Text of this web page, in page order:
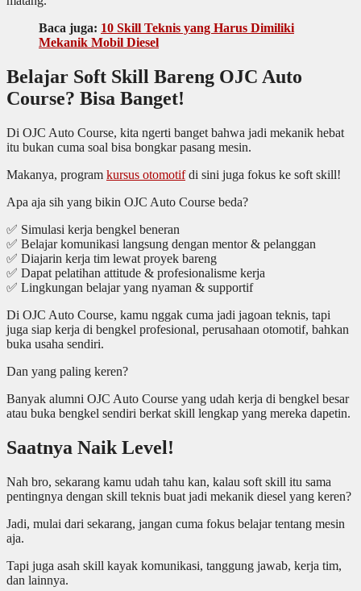
Baca juga: 10 Skill Teknis yang Harus Dimiliki
Mekanik Mobil Diesel
Belajar Soft Skill Bareng OJC Auto
Course? Bisa Banget!
Di OJC Auto Course, kita ngerti banget bahwa jadi mekanik hebat
itu bukan cuma soal bisa bongkar pasang mesin.
Makanya, program kursus otomotifdi sini juga fokus ke soft skill!
Apa aja sih yang bikin OJC Auto Course beda?
✅ Simulasi kerja bengkel beneran
✅ Belajar komunikasi langsung dengan mentor & pelanggan
✅ Diajarin kerja tim lewat proyek bareng
✅ Dapat pelatihan attitude & profesionalisme kerja
✅ Lingkungan belajar yang nyaman & supportif
Di OJC Auto Course, kamu nggak cuma jadi jagoan teknis, tapi
juga siap kerja di bengkel profesional, perusahaan otomotif, bahkan
buka usaha sendiri.
Dan yang paling keren?
Banyak alumni OJC Auto Course yang udah kerja di bengkel besar
atau buka bengkel sendiri berkat skill lengkap yang mereka dapetin.
Saatnya Naik Level!
Nah bro, sekarang kamu udah tahu kan, kalau soft skill itu sama
pentingnya dengan skill teknis buat jadi mekanik diesel yang keren?
Jadi, mulai dari sekarang, jangan cuma fokus belajar tentang mesin
aja.
Tapi juga asah skill kayak komunikasi, tanggung jawab, kerja tim,
dan lainnya.